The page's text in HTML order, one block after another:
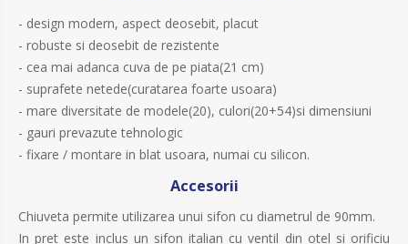
- design modern, aspect deosebit, placut
- robuste si deosebit de rezistente
- cea mai adanca cuva de pe piata(21 cm)
- suprafete netede(curatarea foarte usoara)
- mare diversitate de modele(20), culori(20+54)si dimensiuni
- gauri prevazute tehnologic
- fixare / montare in blat usoara, numai cu silicon.
Accesorii
Chiuveta permite utilizarea unui sifon cu diametrul de 90mm.
In pret este inclus un sifon italian cu ventil din otel si orificiu